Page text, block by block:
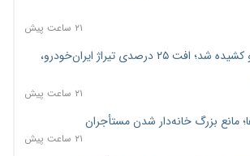
۲۱ ساعت پیش
ترمز تولید خودرو کشیده شد؛ افت ۲۵ درصدی تیراژ ایران‌خودرو،
۲۱ ساعت پیش
مانع بزرگ خانه‌دار شدن مستأجران
۲۱ ساعت پیش